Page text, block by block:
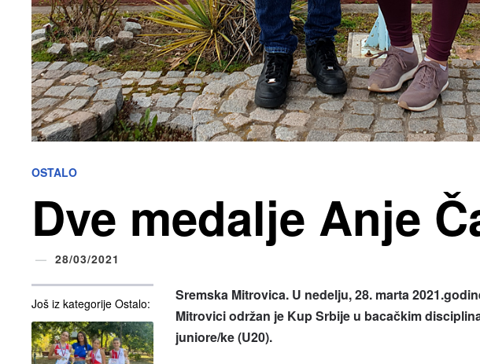
OSTALO
Dve medalje Anje
28/03/2021
Još iz kategorije Ostalo:
Sremska Mitrovica. U nedelju, 28. marta
Mitrovici održan je Kup Srbije u bacačkim
juniore/ke (U20).